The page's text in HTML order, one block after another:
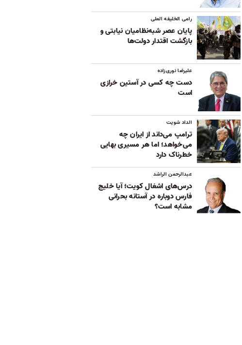
رامی الخلیفه العلی
پایان عصر شبه‌نظامیان نیابتی و
بازگشت اقتدار دولت‌ها
علیرضا نوری‌زاده
دست چه کسی در آستین خرازی
است
الداد شویت
ترامپ می‌داند از ایران چه
می‌خواهد؛ اما هر مسیری بهایی
خطرناک دارد
عبدالرحمن الراشد
درس‌های اشغال کویت؛ آیا خلیج
فارس دوباره در آستانه بحرانی
مشابه است؟